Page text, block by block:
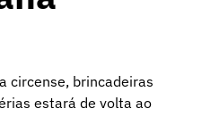
circense, brincadeiras
estará de volta ao